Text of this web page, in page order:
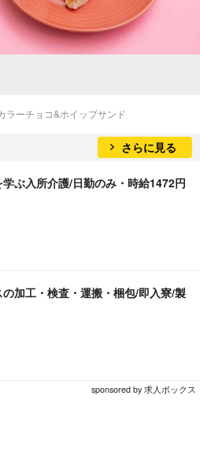
ラーチョコ&ホイップサンド
さらに見る
ぶ入所介護/日勤のみ・時給1472円
の加工・検査・運搬・梱包/即入寮/製
sponsored by 求人ボックス